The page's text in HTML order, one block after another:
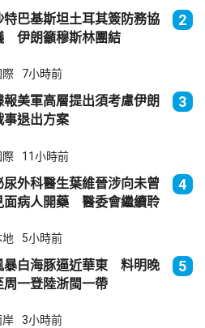
特巴基斯坦土耳其簽防務協
伊朗籲穆斯林團結
2
際 7小時前
報美軍高層提出須考慮伊朗
事退出方案
3
際 11小時前
尿外科醫生葉維晉涉向未曾
面病人開藥 醫委會繼續聆
4
5小時前
暴白海豚逼近華東 料明晚
周一登陸浙閩一帶
5
岸 3小時前